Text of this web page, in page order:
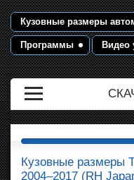
Кузовные размеры
Программы Видео
Кузовные размеры
2004–2017 (RH